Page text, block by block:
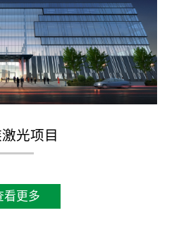
光项目
看更多